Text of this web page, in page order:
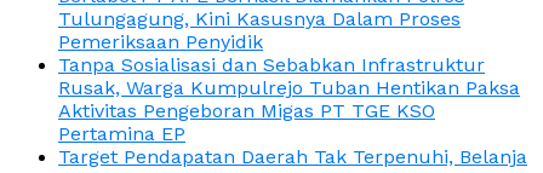
Tulungagung, Kini Kasusnya Dalam Proses
Pemeriksaan Penyidik
Tanpa Sosialisasi dan Sebabkan Infrastruktur
Rusak, Warga Kumpulrejo Tuban Hentikan Paksa
Aktivitas Pengeboran Migas PT TGE KSO
Pertamina EP
Target Pendapatan Daerah Tak Terpenuhi, Belanja